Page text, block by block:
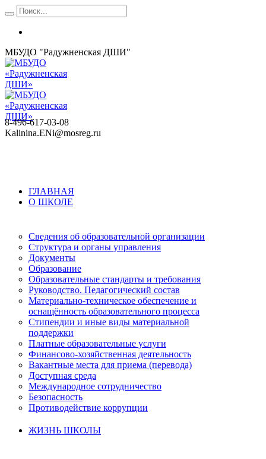
МБУДО "Радужненская ДШИ"
8-496-617-03-08
Kalinina.ENi@mosreg.ru
ГЛАВНАЯ
О ШКОЛЕ
Сведения об образовательной организации
Структура и органы управления
Документы
Образование
Образовательные стандарты и требования
Руководство. Педагогический состав
Материально-техническое обеспечение и
оснащённость образовательного процесса
Стипендии и иные виды материальной
поддержки
Платные образовательные услуги
Финансово-хозяйственная деятельность
Вакантные места для приема (перевода)
Доступная среда
Международное сотрудничество
Безопасность
Противодействие коррупции
ЖИЗНЬ ШКОЛЫ